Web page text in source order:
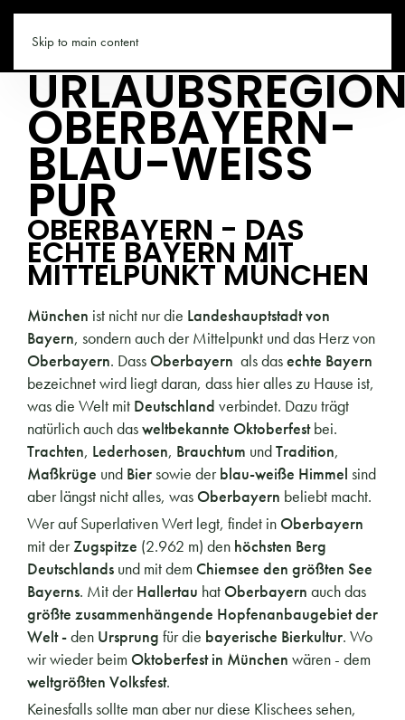
Skip to main content
URLAUB-IN-BAYERN.CO
OBERBAYERN-
BLAU-WEISS P
UR
OBERBAYERN - DAS
ECHTE BAYERN MIT
MITTELPUNKT MÜNCHEN
München ist nicht nur die Landeshauptstadt von
Bayern, sondern auch der Mittelpunkt und das Herz von
Oberbayern. Dass Oberbayern als dasechte Bayern
bezeichnet wird liegt daran, dass hier alles zu Hause ist,
was die Welt mit Deutschland verbindet. Dazu trägt
natürlich auch dasweltbekannte Oktoberfestbei.
Trachten, Lederhosen, Brauchtum undTradition,
Maßkrüge und Biersowie derblau-weiße Himmel sind
aber längst nicht alles, was Oberbayern beliebt macht.
Wer auf Superlativen Wert legt, findet in Oberbayern
mit derZugspitze (2.962 m) den höchsten Berg
Deutschlands und mit dem Chiemsee den größten See
Bayerns. Mit derHallertau hat Oberbayern auch das
größte zusammenhängende Hopfenanbaugebiet der
Welt -den Ursprung für die bayerische Bierkultur. Wo
wir wieder beim Oktoberfest in München wären - dem
weltgrößten Volksfest.
Keinesfalls sollte man aber nur diese Klischees sehen,